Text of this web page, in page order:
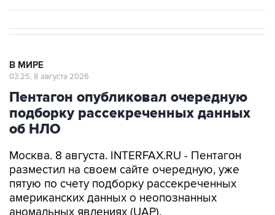
В МИРЕ
03:25, 8 августа 2026
Пентагон опубликовал очередную
подборку рассекреченных данных
об НЛО
Москва. 8 августа. INTERFAX.RU - Пентагон
разместил на своем сайте очередную, уже
пятую по счету подборку рассекреченных
американских данных о неопознанных